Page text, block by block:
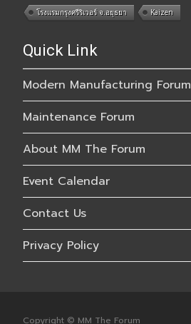
โรงแรมกรุงศรีริเวอร์ จ.อยุธยา Kaizen
Quick Link
Modern Manufacturing Forum
Maintenance Forum
About MM The Forum
Event Calendar
Contact Us
Privacy Policy
Copyright © MM The Forum